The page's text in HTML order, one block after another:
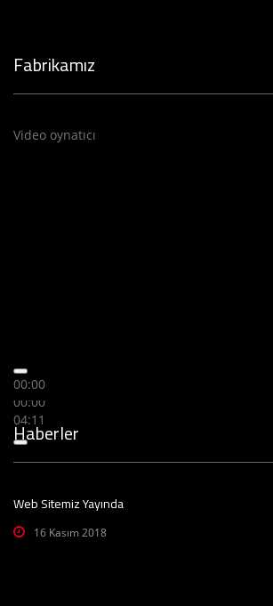
Fabrikamız
Video oynatıcı
00:00
00:00
04:11
Haberler
Web Sitemiz Yayında
16 Kasım 2018